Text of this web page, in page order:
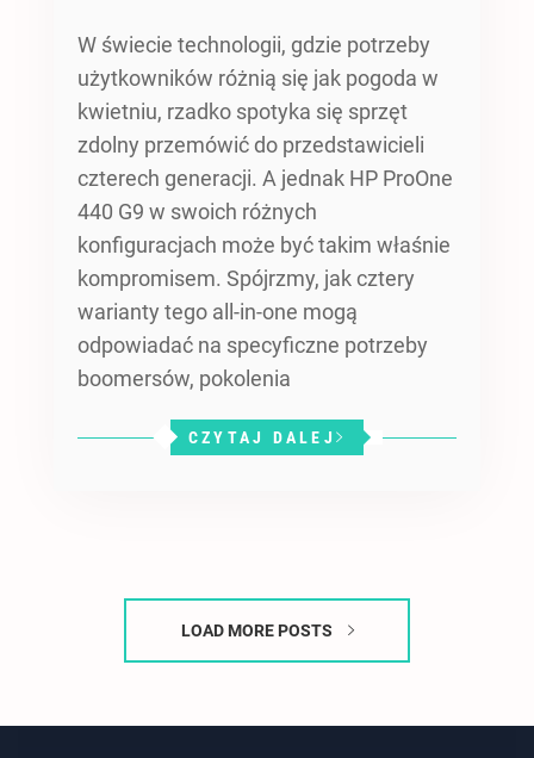
W świecie technologii, gdzie potrzeby
użytkowników różnią się jak pogoda w
kwietniu, rzadko spotyka się sprzęt
zdolny przemówić do przedstawicieli
czterech generacji. A jednak HP ProOne
440 G9 w swoich różnych
konfiguracjach może być takim właśnie
kompromisem. Spójrzmy, jak cztery
warianty tego all-in-one mogą
odpowiadać na specyficzne potrzeby
boomersów, pokolenia
CZYTAJ DALEJ
LOAD MORE POSTS